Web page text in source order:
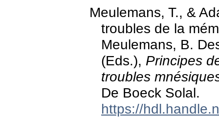
Meulemans, T., &
troubles de la
Meulemans, B.
(Eds.), Principes
troubles
De Boeck Solal.
https://